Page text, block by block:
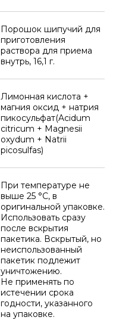
Порошок шипучий для
приготовления
раствора для приема
внутрь, 16,1 г.
Лимонная кислота +
магния оксид + натрия
пикосульфат(Acidum
citricum + Magnesii
oxydum + Natrii
picosulfas)
При температуре не
выше 25 °C, в
оригинальной упаковке.
Использовать сразу
после вскрытия
пакетика. Вскрытый, но
неиспользованный
пакетик подлежит
уничтожению.
Не применять по
истечении срока
годности, указанного
на упаковке.